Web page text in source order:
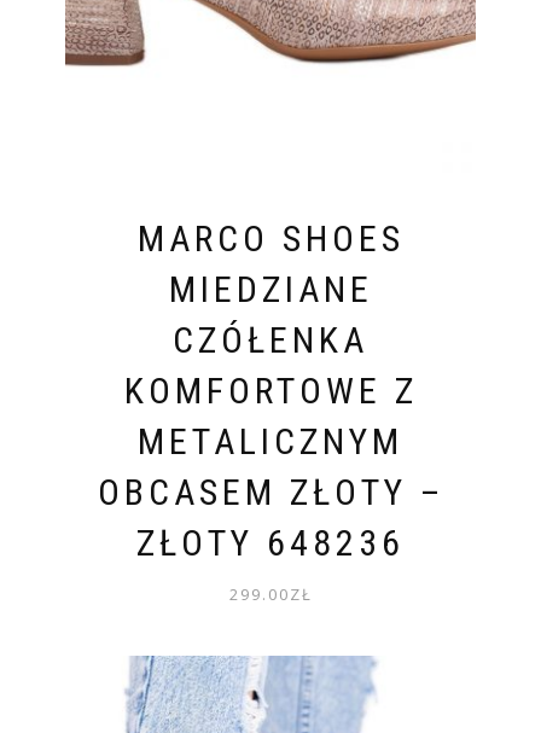
MARCO SHOES
MIEDZIANE
CZÓŁENKA
KOMFORTOWE Z
METALICZNYM
OBCASEM ZŁOTY –
ZŁOTY 648236
299.00ZŁ